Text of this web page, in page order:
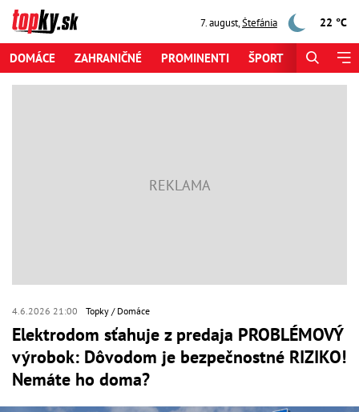
7. august,Štefánia 22 °C
DOMÁCE ZAHRANIČNÉ PROMINENTI ŠPORT
4.6.2026 21:00 Topky Domáce
Elektrodom sťahuje z predaja PROBLÉMOVÝ
výrobok: Dôvodom je bezpečnostné RIZIKO!
Nemáte ho doma?